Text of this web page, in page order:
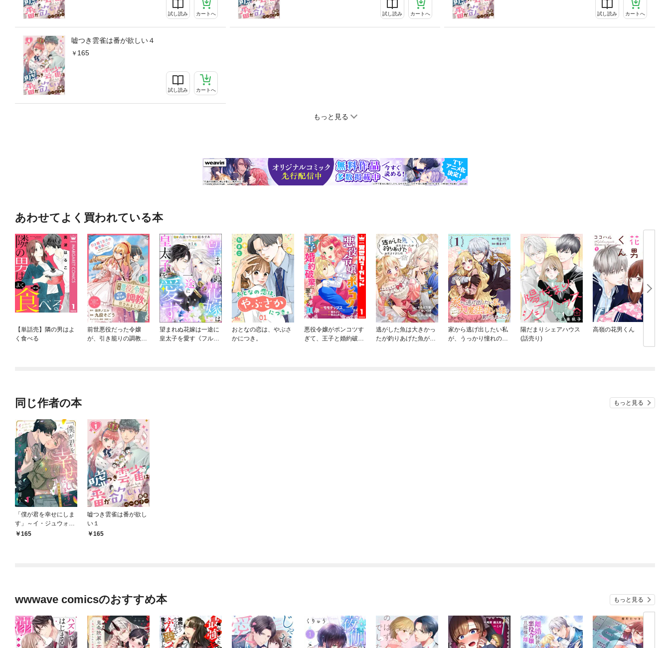
試し読み カートへ 試し読み カートへ 試し読み カートへ
嘘つき雲雀は番が欲しい４
165
試し読み カートへ
もっと見る
あわせてよく買われている本
【単話売】隣の男はよ
く食べる
前世悪役だった令嬢
が、引き籠りの調教を
望まれぬ花嫁は一途に
皇太子を愛す《フルカ
おとなの恋は、やぶさ
かにつき。
悪役令嬢がポンコツす
ぎて、王子と婚約破棄
逃がした魚は大きかっ
たが釣りあげた魚が大
家から逃げ出したい私
が、うっかり憧れの大
陽だまりシェアハウス
(話売り)
高嶺の花男くん
同じ作者の本 もっと見る
「僕が君を幸せにしま
す」～イ・ジュウォン
社長は愛を誓う１
165
嘘つき雲雀は番が欲し
い１
165
wwwave comicsのおすすめ本 もっと見る